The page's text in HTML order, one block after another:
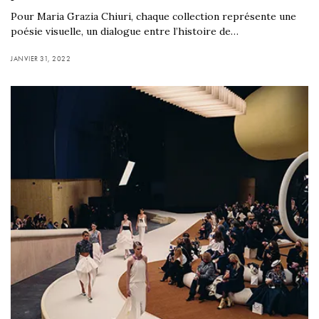
Pour Maria Grazia Chiuri, chaque collection représente une
poésie visuelle, un dialogue entre l’histoire de…
JANVIER 31, 2022